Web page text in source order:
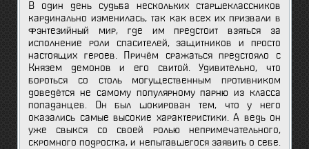
В один день судьба нескольких старшеклассников
кардинально изменилась, так как всех их призвали в
фэнтезийный мир, где им предстоит взяться за
исполнение роли спасителей, защитников и просто
настоящих героев. Причём сражаться предстояло с
Князем демонов и его свитой. Удивительно, что
бороться со столь могущественным противником
доведётся не самому популярному парню из класса
попаданцев. Он был шокирован тем, что у него
оказались самые высокие характеристики. А ведь он
уже свыкся со своей ролью непримечательного,
скромного подростка, и непытавшегося заявить о себе.